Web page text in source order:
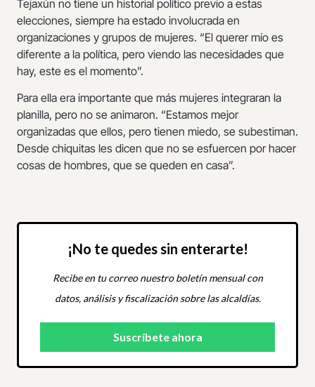
Tejaxún no tiene un historial político previo a estas
elecciones, siempre ha estado involucrada en
organizaciones y grupos de mujeres. “El querer mío es
diferente a la política, pero viendo las necesidades que
hay, este es el momento”.
Para ella era importante que más mujeres integraran la
planilla, pero no se animaron. “Estamos mejor
organizadas que ellos, pero tienen miedo, se subestiman.
Desde chiquitas les dicen que no se esfuercen por hacer
cosas de hombres, que se queden en casa”.
¡No te quedes sin enterarte!
Recibe en tu correo nuestro boletín mensual con
datos, análisis y fiscalización sobre las alcaldías.